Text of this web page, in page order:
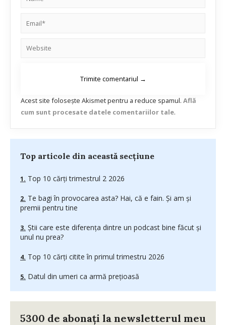
Acest site folosește Akismet pentru a reduce spamul. Află
cum sunt procesate datele comentariilor tale.
Top articole din această secțiune
Top 10 cărți trimestrul 2 2026
Te bagi în provocarea asta? Hai, că e fain. Și am și
premii pentru tine
Știi care este diferența dintre un podcast bine făcut și
unul nu prea?
Top 10 cărți citite în primul trimestru 2026
Datul din umeri ca armă prețioasă
5300 de abonați la newsletterul meu